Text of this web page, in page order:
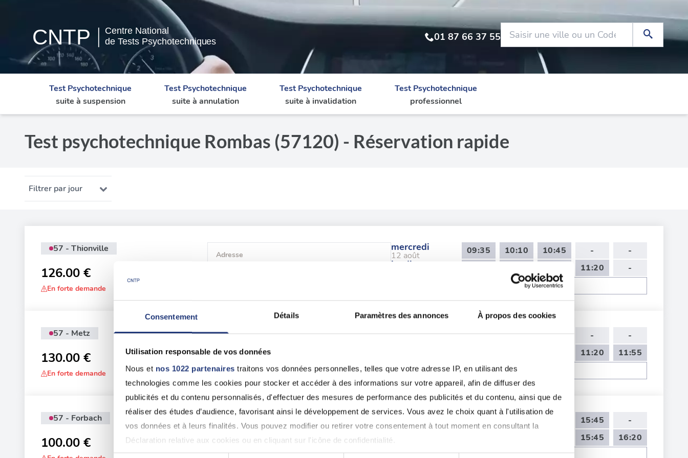
Consentement Détails Paramètres des annonces À propos des cookies
Utilisation responsable de vos données
Nous et nos 1022 partenaires traitons vos données personnelles, telles que votre adresse IP, en utilisant des
technologies comme les cookies pour stocker et accéder à des informations sur votre appareil, afin de diffuser des
publicités et du contenu personnalisés, d'effectuer des mesures de performance des publicités et du contenu, ainsi que de
réaliser des études d’audience, favorisant ainsi le développement de services. Vous avez le choix quant à l'utilisation de
vos données et à leurs finalités. Vous pouvez modifier ou retirer votre consentement à tout moment en consultant la
Déclaration relative aux cookies ou en cliquant sur l'icône de confidentialité.
01 87 66 37 55
Test Psychotechnique
suite à suspension
Test Psychotechnique
suite à annulation
Test Psychotechnique
suite à invalidation
Test Psychotechnique
professionnel
Test psychotechnique Rombas (57120) - Réservation rapide
Filtrer par jour
57 - Thionville
126.00 €
En forte demande
Adresse
mercredi
12 août 09:35 10:10 10:45 - -
jeudi 11:20
-
Voir toutes les dates de tests
57 - Metz
130.00 €
En forte demande
28 Rue Pasteur, 57000 Metz
jeudi 11:20 12:30 - - -
11:20
11:55
Voir toutes les dates de tests
57 - Forbach
100.00 €
Adresse
12 Pl. Robert Schuman, 57600 Forbach
jeudi
03 sept. 14:35 15:45 -
10 sept. 15:45
16:20
Voir toutes les dates de tests